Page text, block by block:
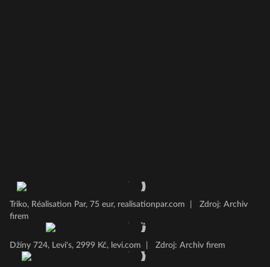
Triko, Réalisation Par, 75 eur, realisationpar.com
Zdroj: Archiv
firem
Džíny 724, Levi's, 2999 Kč, levi.com Zdroj: Archiv firem